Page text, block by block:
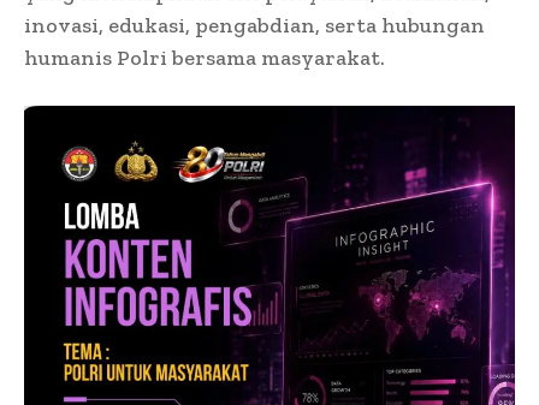
inovasi, edukasi, pengabdian, serta hubungan
humanis Polri bersama masyarakat.